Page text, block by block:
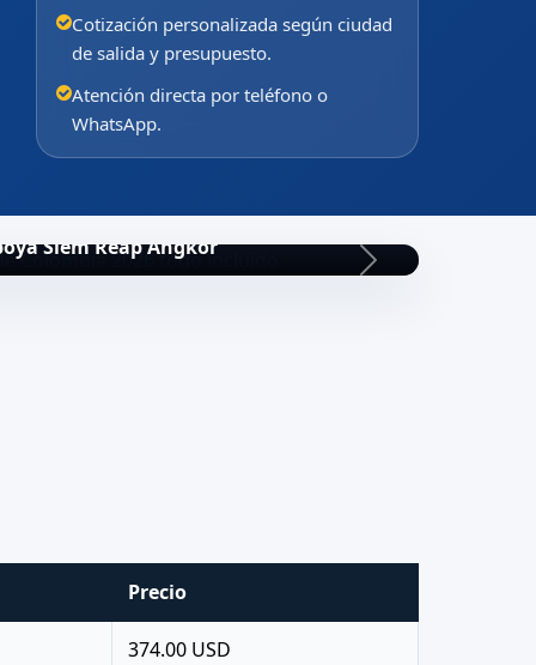
Cotización personalizada según ciudad
de salida y presupuesto.
Atención directa por teléfono o
WhatsApp.
Siem Reap Angkor
Precio
374.00 USD